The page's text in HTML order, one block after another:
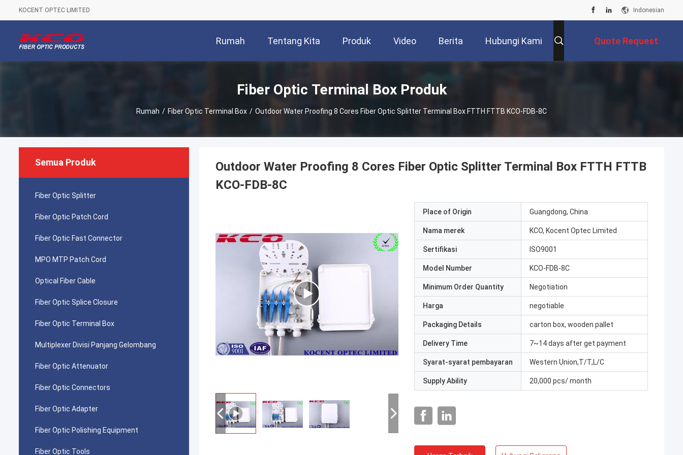
KOCENT OPTEC LIMITED Indonesian
Rumah Tentang Kita Produk Video Berita Hubungi Kami Quote Request
Fiber Optic Terminal Box Produk
Rumah / Fiber Optic Terminal Box / Outdoor Water Proofing 8 Cores Fiber Optic Splitter Terminal Box FTTH FTTB KCO-FDB-8C
Semua Produk
Fiber Optic Splitter
Fiber Optic Patch Cord
Fiber Optic Fast Connector
MPO MTP Patch Cord
Optical Fiber Cable
Fiber Optic Splice Closure
Fiber Optic Terminal Box
Multiplexer Divisi Panjang Gelombang
Fiber Optic Attenuator
Fiber Optic Connectors
Fiber Optic Adapter
Fiber Optic Polishing Equipment
Fiber Optic Tools
Outdoor Water Proofing 8 Cores Fiber Optic Splitter Terminal Box FTTH FTTB
KCO-FDB-8C
Place of Origin Guangdong, China
Nama merek KCO, Kocent Optec Limited
Sertifikasi ISO9001
Model Number KCO-FDB-8C
Minimum Order Quantity Negotiation
Harga negotiable
Packaging Details carton box, wooden pallet
Delivery Time 7~14 days after get payment
Syarat-syarat pembayaran Western Union,T/T,L/C
Supply Ability 20,000 pcs/ month